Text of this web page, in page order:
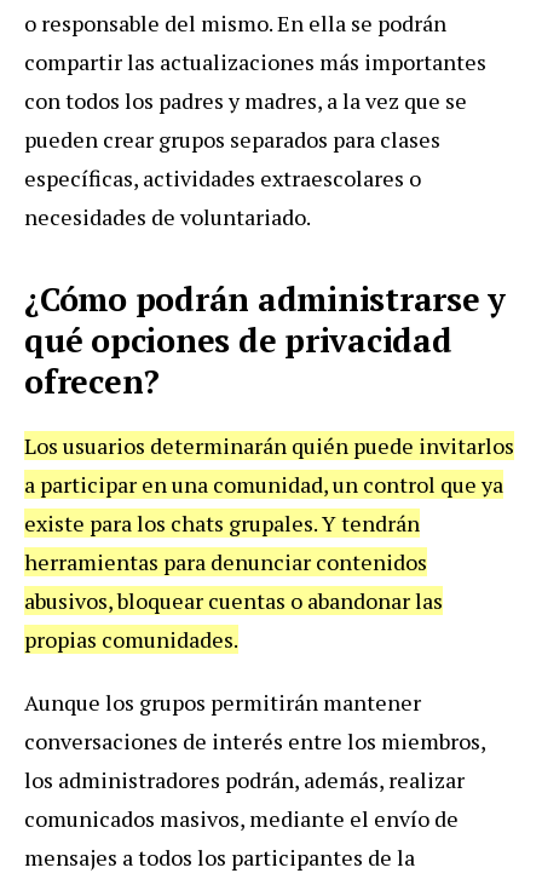
o responsable del mismo. En ella se podrán
compartir las actualizaciones más importantes
con todos los padres y madres, a la vez que se
pueden crear grupos separados para clases
específicas, actividades extraescolares o
necesidades de voluntariado.
¿Cómo podrán administrarse y
qué opciones de privacidad
ofrecen?
Los usuarios determinarán quién puede invitarlos
a participar en una comunidad, un control que ya
existe para los chats grupales. Y tendrán
herramientas para denunciar contenidos
abusivos, bloquear cuentas o abandonar las
propias comunidades.
Aunque los grupos permitirán mantener
conversaciones de interés entre los miembros,
los administradores podrán, además, realizar
comunicados masivos, mediante el envío de
mensajes a todos los participantes de la